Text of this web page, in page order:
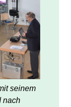
seinem
nach